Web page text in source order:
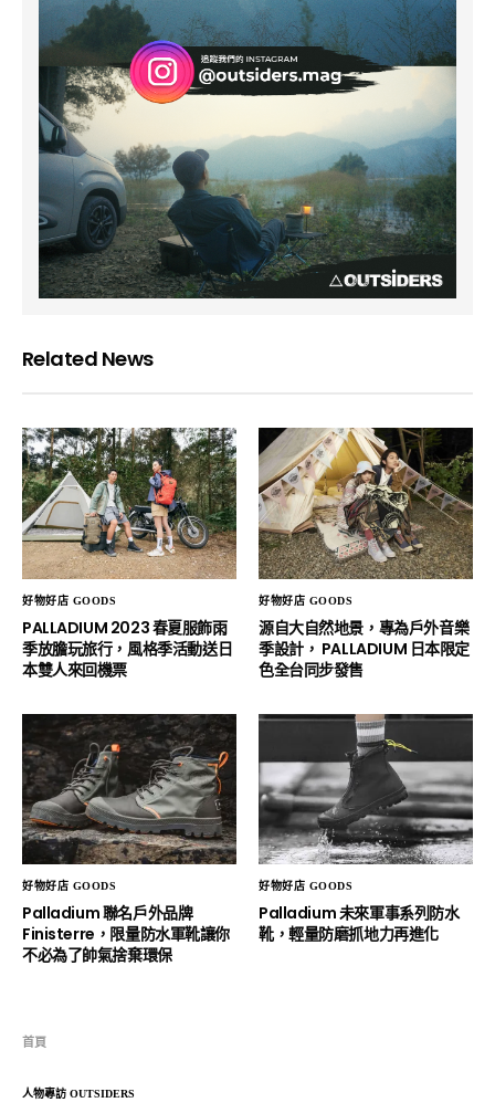
Related News
好物好店 GOODS
PALLADIUM 2023 春夏服飾雨
季放膽玩旅行，風格季活動送日
本雙人來回機票
好物好店 GOODS
源自大自然地景，專為戶外音樂
季設計， PALLADIUM 日本限定
色全台同步發售
好物好店 GOODS
Palladium 聯名戶外品牌
Finisterre，限量防水軍靴讓你
不必為了帥氣捨棄環保
好物好店 GOODS
Palladium 未來軍事系列防水
靴，輕量防磨抓地力再進化
首頁
人物專訪 OUTSIDERS